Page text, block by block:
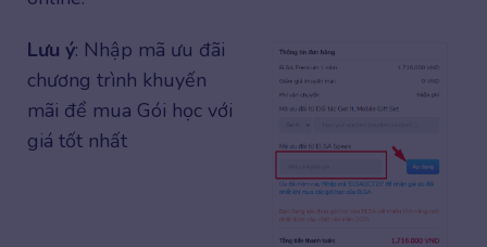
Lưu ý: Nhập mã ưu đãi
chương trình khuyến
mãi để mua Gói học với
giá tốt nhất